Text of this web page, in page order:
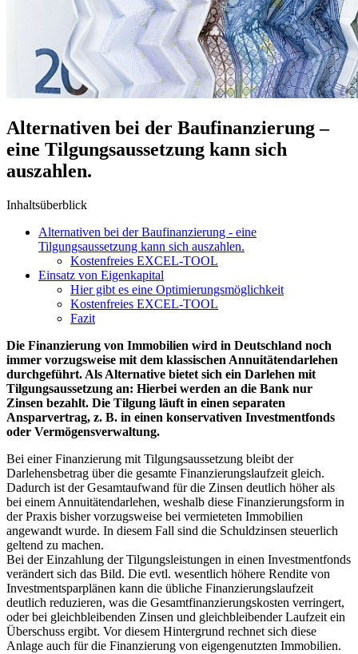
Alternativen bei der Baufinanzierung –
eine Tilgungsaussetzung kann sich
auszahlen.
Inhaltsüberblick
Alternativen bei der Baufinanzierung - eine
Tilgungsaussetzung kann sich auszahlen.
Kostenfreies EXCEL-TOOL
Einsatz von Eigenkapital
Hier gibt es eine Optimierungsmöglichkeit
Kostenfreies EXCEL-TOOL
Fazit
Die Finanzierung von Immobilien wird in Deutschland noch
immer vorzugsweise mit dem klassischen Annuitätendarlehen
durchgeführt. Als Alternative bietet sich ein Darlehen mit
Tilgungsaussetzung an: Hierbei werden an die Bank nur
Zinsen bezahlt. Die Tilgung läuft in einen separaten
Ansparvertrag, z. B. in einen konservativen Investmentfonds
oder Vermögensverwaltung.
Bei einer Finanzierung mit Tilgungsaussetzung bleibt der
Darlehensbetrag über die gesamte Finanzierungslaufzeit gleich.
Dadurch ist der Gesamtaufwand für die Zinsen deutlich höher als
bei einem Annuitätendarlehen, weshalb diese Finanzierungsform in
der Praxis bisher vorzugsweise bei vermieteten Immobilien
angewandt wurde. In diesem Fall sind die Schuldzinsen steuerlich
geltend zu machen.
Bei der Einzahlung der Tilgungsleistungen in einen Investmentfonds
verändert sich das Bild. Die evtl. wesentlich höhere Rendite von
Investmentsparplänen kann die übliche Finanzierungslaufzeit
deutlich reduzieren, was die Gesamtfinanzierungskosten verringert,
oder bei gleichbleibenden Zinsen und gleichbleibender Laufzeit ein
Überschuss ergibt. Vor diesem Hintergrund rechnet sich diese
Anlage auch für die Finanzierung von eigengenutzten Immobilien.